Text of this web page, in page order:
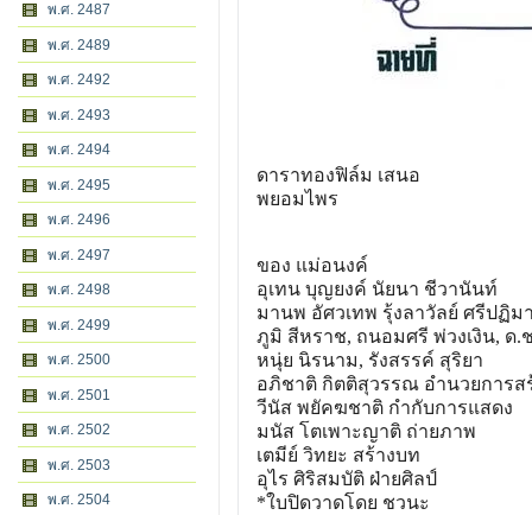
พ.ศ. 2487
พ.ศ. 2489
พ.ศ. 2492
พ.ศ. 2493
พ.ศ. 2494
พ.ศ. 2495
พ.ศ. 2496
พ.ศ. 2497
พ.ศ. 2498
พ.ศ. 2499
พ.ศ. 2500
พ.ศ. 2501
พ.ศ. 2502
พ.ศ. 2503
พ.ศ. 2504
ดาราทองฟิล์ม เสนอ
พยอมไพร
ของ แม่อนงค์
อุเทน บุญยงค์ นัยนา ชีวานันท์
มานพ อัศวเทพ รุ้งลาวัลย์ ศรีปฏิม
ภูมิ สีหราช, ถนอมศรี พ่วงเงิน, ด.
หนุ่ย นิรนาม, รังสรรค์ สุริยา
อภิชาติ กิตติสุวรรณ อำนวยการส
วีนัส พยัคฆชาติ กำกับการแสดง
มนัส โตเพาะญาติ ถ่ายภาพ
เตมีย์ วิทยะ สร้างบท
อุไร ศิริสมบัติ ฝ่ายศิลป์
*ใบปิดวาดโดย ชวนะ